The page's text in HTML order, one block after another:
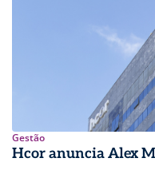
Gestão
Hcor anuncia Alex